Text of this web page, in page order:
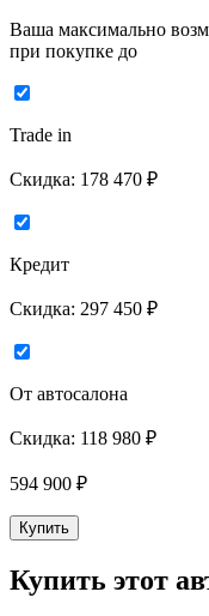
Ваша максимально
при покупке до
Trade in
Скидка: 178 470 ₽
Кредит
Скидка: 297 450 ₽
От автосалона
Скидка: 118 980 ₽
594 900 ₽
Купить
Купить этот